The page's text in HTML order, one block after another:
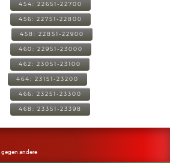
454: 22651-22700
456: 22751-22800
458: 22851-22900
460: 22951-23000
462: 23051-23100
464: 23151-23200
466: 23251-23300
468: 23351-23398
gegen andere